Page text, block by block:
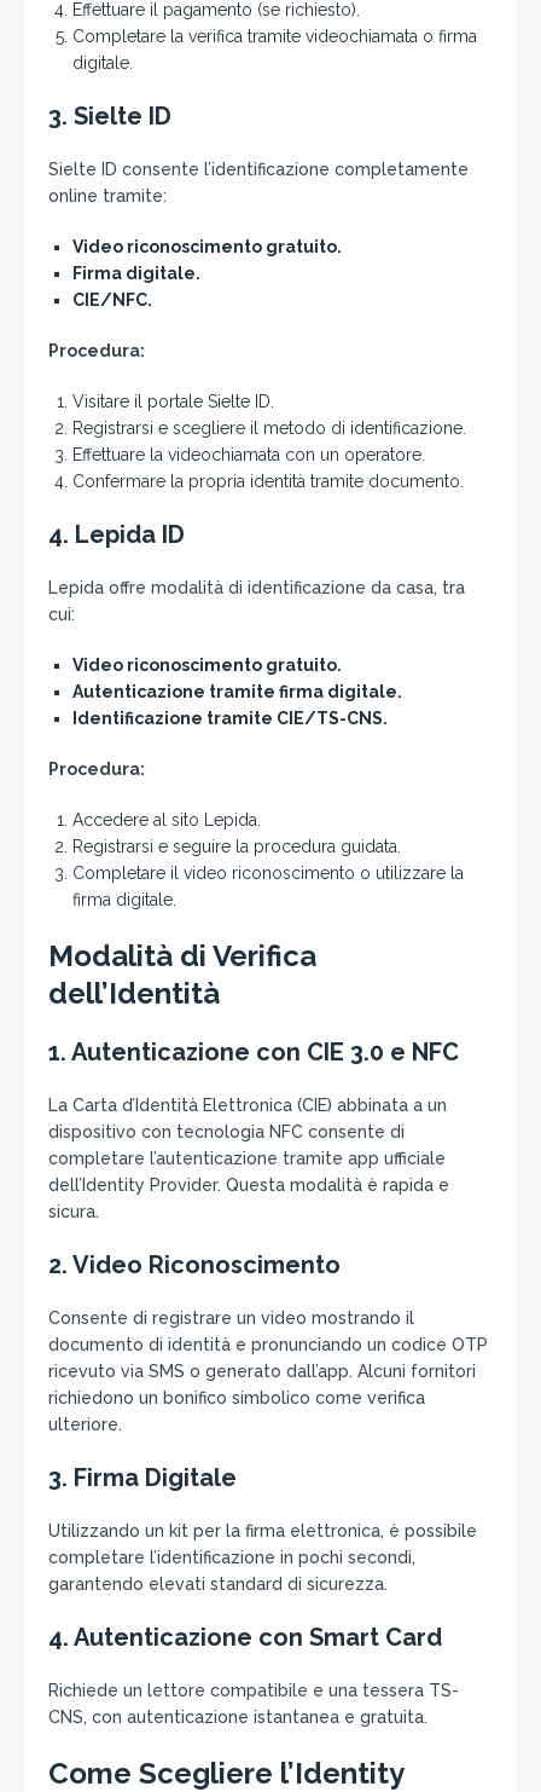
Effettuare il pagamento (se richiesto).
Completare la verifica tramite videochiamata o firma
digitale.
3. Sielte ID
Sielte ID consente l’identificazione completamente
online tramite:
Video riconoscimento gratuito.
Firma digitale.
CIE/NFC.
Procedura:
Visitare il portale Sielte ID.
Registrarsi e scegliere il metodo di identificazione.
Effettuare la videochiamata con un operatore.
Confermare la propria identità tramite documento.
4. Lepida ID
Lepida offre modalità di identificazione da casa, tra
cui:
Video riconoscimento gratuito.
Autenticazione tramite firma digitale.
Identificazione tramite CIE/TS-CNS.
Procedura:
Accedere al sito Lepida.
Registrarsi e seguire la procedura guidata.
Completare il video riconoscimento o utilizzare la
firma digitale.
Modalità di Verifica
dell’Identità
1. Autenticazione con CIE 3.0 e NFC
La Carta d’Identità Elettronica (CIE) abbinata a un
dispositivo con tecnologia NFC consente di
completare l’autenticazione tramite app ufficiale
dell’Identity Provider. Questa modalità è rapida e
sicura.
2. Video Riconoscimento
Consente di registrare un video mostrando il
documento di identità e pronunciando un codice OTP
ricevuto via SMS o generato dall’app. Alcuni fornitori
richiedono un bonifico simbolico come verifica
ulteriore.
3. Firma Digitale
Utilizzando un kit per la firma elettronica, è possibile
completare l’identificazione in pochi secondi,
garantendo elevati standard di sicurezza.
4. Autenticazione con Smart Card
Richiede un lettore compatibile e una tessera TS-
CNS, con autenticazione istantanea e gratuita.
Come Scegliere l’Identity